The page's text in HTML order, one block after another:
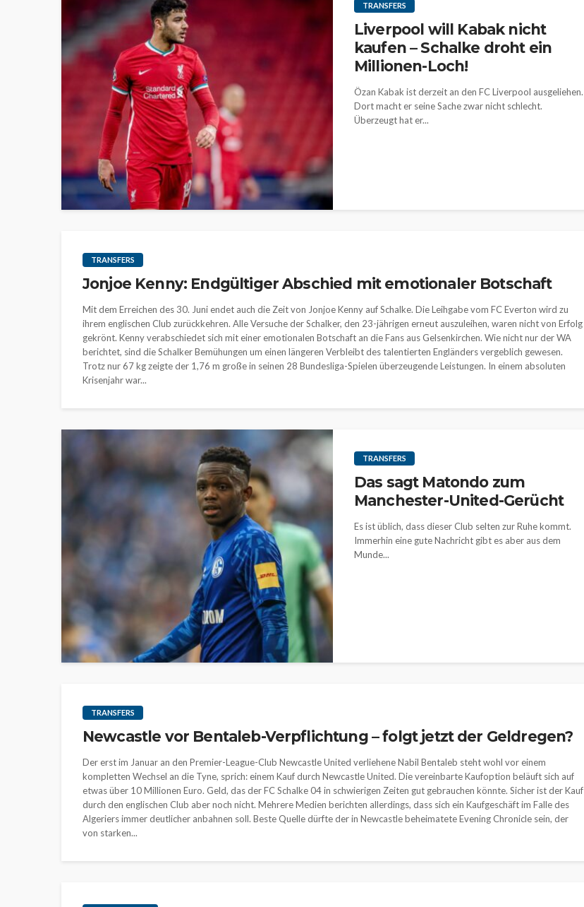
TRANSFERS
Liverpool will Kabak nicht
kaufen – Schalke droht ein
Millionen-Loch!
Özan Kabak ist derzeit an den FC Liverpool ausgeliehen.
Dort macht er seine Sache zwar nicht schlecht.
Überzeugt hat er...
TRANSFERS
Jonjoe Kenny: Endgültiger Abschied mit emotionaler Botschaft
Mit dem Erreichen des 30. Juni endet auch die Zeit von Jonjoe Kenny auf Schalke. Die Leihgabe vom FC Everton wird zu
ihrem englischen Club zurückkehren. Alle Versuche der Schalker, den 23-jährigen erneut auszuleihen, waren nicht von Erfolg
gekrönt. Kenny verabschiedet sich mit einer emotionalen Botschaft an die Fans aus Gelsenkirchen. Wie nicht nur der WA
berichtet, sind die Schalker Bemühungen um einen längeren Verbleibt des talentierten Engländers vergeblich gewesen.
Trotz nur 67 kg zeigte der 1,76 m große in seinen 28 Bundesliga-Spielen überzeugende Leistungen. In einem absoluten
Krisenjahr war...
TRANSFERS
Das sagt Matondo zum
Manchester-United-Gerücht
Es ist üblich, dass dieser Club selten zur Ruhe kommt.
Immerhin eine gute Nachricht gibt es aber aus dem
Munde...
TRANSFERS
Newcastle vor Bentaleb-Verpflichtung – folgt jetzt der Geldregen?
Der erst im Januar an den Premier-League-Club Newcastle United verliehene Nabil Bentaleb steht wohl vor einem
kompletten Wechsel an die Tyne, sprich: einem Kauf durch Newcastle United. Die vereinbarte Kaufoption beläuft sich auf
etwas über 10 Millionen Euro. Geld, das der FC Schalke 04 in schwierigen Zeiten gut gebrauchen könnte. Sicher ist der Kauf
durch den englischen Club aber noch nicht. Mehrere Medien berichten allerdings, dass sich ein Kaufgeschäft im Falle des
Algeriers immer deutlicher anbahnen soll. Beste Quelle dürfte der in Newcastle beheimatete Evening Chronicle sein, der
von starken...